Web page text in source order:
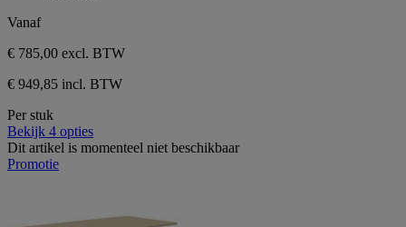
Vanaf
€ 785,00 excl. BTW
€ 949,85 incl. BTW
Per stuk
Bekijk 4 opties
Dit artikel is momenteel niet beschikbaar
Promotie